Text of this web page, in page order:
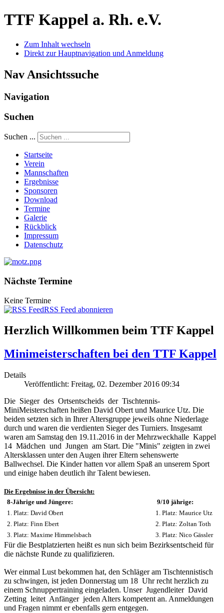
TTF Kappel a. Rh. e.V.
Zum Inhalt wechseln
Direkt zur Hauptnavigation und Anmeldung
Nav Ansichtssuche
Navigation
Suchen
Suchen ...
Startseite
Verein
Mannschaften
Ergebnisse
Sponsoren
Download
Termine
Galerie
Rückblick
Impressum
Datenschutz
Nächste Termine
Keine Termine
RSS Feed abonnieren
Herzlich Willkommen beim TTF Kappel
Minimeisterschaften bei den TTF Kappel
Details
Veröffentlicht: Freitag, 02. Dezember 2016 09:34
Die Sieger des Ortsentscheids der Tischtennis-
MiniMeisterschaften heißen David Obert und Maurice Utz. Die
beiden setzten sich in Ihrer Altersgruppe jeweils ohne Niederlage
durch und waren die verdienten Sieger des Turniers. Insgesamt
waren am Samstag den 19.11.2016 in der Mehrzweckhalle Kappel
14 Mädchen und Jungen am Start. Die "Minis" zeigten in zwei
Altersklassen unter den Augen ihrer Eltern sehenswerte
Ballwechsel. Die Kinder hatten vor allem Spaß an unserem Sport
und einige haben deutlich ihr Talent bewiesen.
Die Ergebnisse in der Übersicht:
8-Jährige und Jüngere:
9/10 jährige:
1. Platz: David Obert
1. Platz: Maurice Utz
2. Platz: Finn Ebert
2. Platz: Zoltan Toth
3. Platz: Maxime Himmelsbach
3. Platz: Nico Gässler
Für die Bestplatzierten heißt es nun sich beim Bezirksentscheid für
die nächste Runde zu qualifizieren.
Wer einmal Lust bekommen hat, den Schläger am Tischtennistisch
zu schwingen, ist jeden Donnerstag um 18 Uhr recht herzlich zu
einem Schnuppertraining eingeladen. Unser Jugendleiter David
Zetting leitet Anfänger jeden Alters kompetent an. Anmeldungen
und Fragen nimmt er ebenfalls gern entgegen.